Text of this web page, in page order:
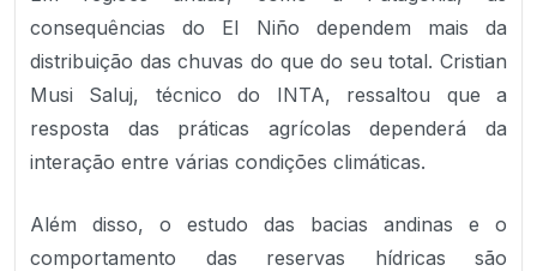
consequências do El Niño dependem mais da
distribuição das chuvas do que do seu total. Cristian
Musi Saluj, técnico do INTA, ressaltou que a
resposta das práticas agrícolas dependerá da
interação entre várias condições climáticas.
Além disso, o estudo das bacias andinas e o
comportamento das reservas hídricas são